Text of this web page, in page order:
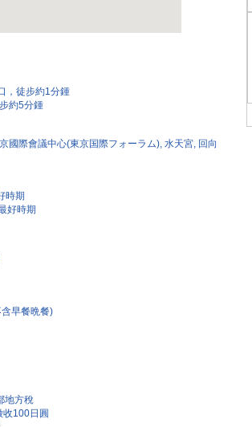
，徒步約1分鍾
約5分鍾
國際會議中心(東京国際フォーラム), 水天宮, 回向
時期
好時期
早餐晩餐)
地方稅
100日圓